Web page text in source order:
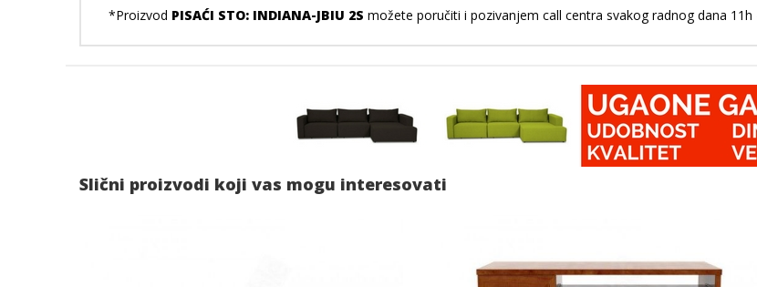
*Proizvod PISAĆI STO: INDIANA-JBIU 2S možete poručiti i pozivanjem call centra svakog radnog dana 11h
Slični proizvodi koji vas mogu interesovati